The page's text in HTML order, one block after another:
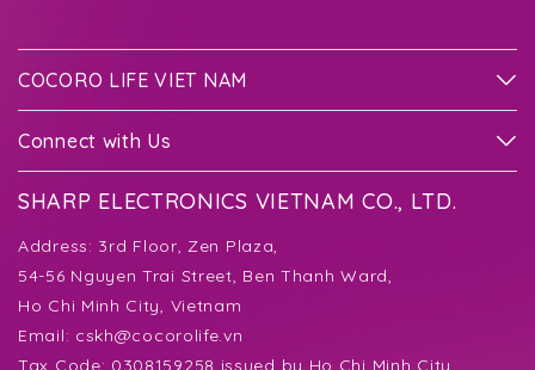
COCORO LIFE VIET NAM
Connect with Us
SHARP ELECTRONICS VIETNAM CO., LTD.
Address: 3rd Floor, Zen Plaza,
54-56 Nguyen Trai Street, Ben Thanh Ward,
Ho Chi Minh City, Vietnam
Email: cskh@cocorolife.vn
Tax Code: 0308159258 issued by Ho Chi Minh City